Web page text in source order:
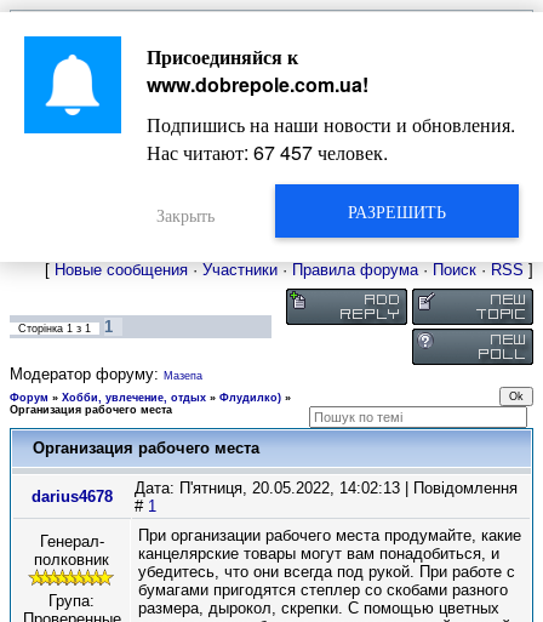
Главная
Новости
Довідкова
Фото
Оголошення
Видео
Жизнь Добропольского края
[ Новые сообщения · Участники · Правила форума· Поиск · RSS ]
Сторінка 1 з 1 1
Модератор форуму: Мазепа
Форум » Хобби, увлечение, отдых » Флудилко) »
Организация рабочего места
Организация рабочего места
darius4678
Дата: П'ятниця, 20.05.2022, 14:02:13 | Повідомлення
# 1
Генерал-
полковник
Група:
При организации рабочего места продумайте, какие
канцелярские товары могут вам понадобиться, и
убедитесь, что они всегда под рукой. При работе с
бумагами пригодятся степлер со скобами разного
размера, дырокол, скрепки. С помощью цветных
Присоединяйся к
www.dobrepole.com.ua!
Подпишись на наши новости и обновления.
Нас читают: 67 457человек.
РАЗРЕШИТЬ
Закрыть